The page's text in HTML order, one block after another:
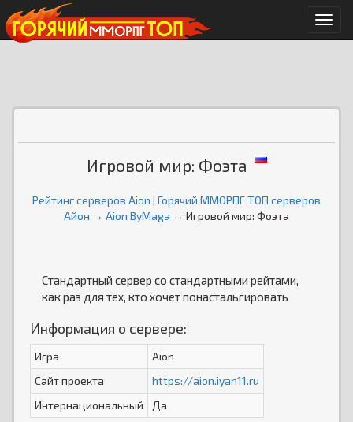
Меню
Игровой мир: Фоэта
Рейтинг серверов Aion | Горячий ММОРПГ ТОП серверов
Айон → Aion ByMaga → Игровой мир: Фоэта
Стандартный сервер со стандартными рейтами,
как раз для тех, кто хочет понастальгировать
Информация о сервере:
Игра
Aion
Сайт проекта
https://aion.iyan11.ru
Интернациональный
Да